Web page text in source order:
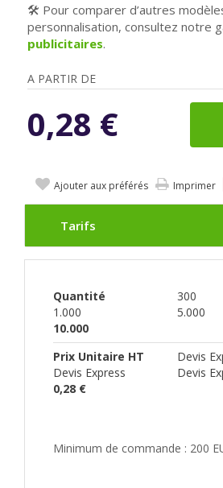
🛠️ Pour comparer d’autres
personnalisation, consultez notre
publicitaires.
A PARTIR DE
0,28 €
Ajouter aux préférés Imprimer
Tarifs
Quantité
300
1.000
5.000
10.000
Prix Unitaire HT
Devis
Devis Express
Devis
0,28 €
Minimum de commande : 200